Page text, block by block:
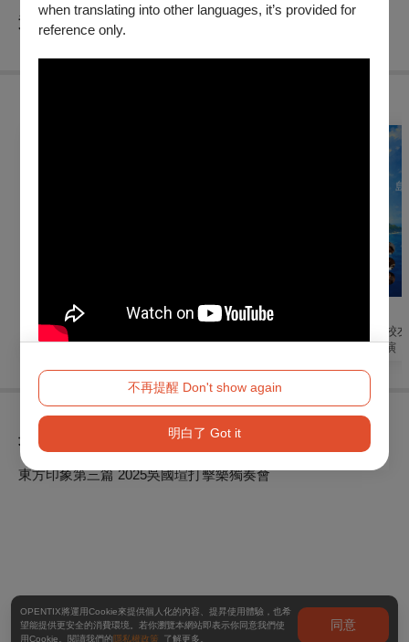
when translating into other languages, it’s provided for
reference only.
不再提醒 Don't show again
明白了 Got it
退換須知
國光劇團2026《永恆
時尚：小雪》演出
音樂
2026板橋高中校
樂團18周年公演
最近瀏覽
東方印象第三篇 2025吳國瑄打擊樂獨奏會
OPENTIX將運用Cookie來提供個人化的內容、提昇使用體驗，也希
望能提供更安全的消費環境。若你瀏覽本網站即表示你同意我們使
用Cookie。閱讀我們的隱私權政策 了解更多。
同意